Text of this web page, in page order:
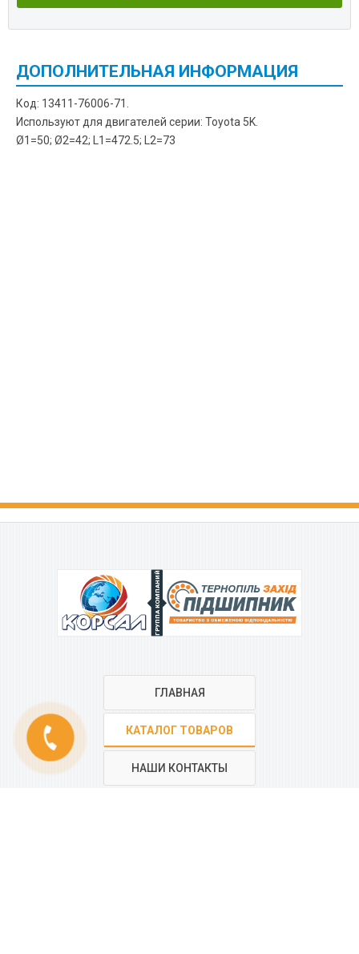
phone
ДОПОЛНИТЕЛЬНАЯ ИНФОРМАЦИЯ
Код: 13411-76006-71.
Используют для двигателей серии: Toyota 5K.
Ø1=50; Ø2=42; L1=472.5; L2=73
ГРУППА КОМПАНИЙ
ГЛАВНАЯ
КАТАЛОГ ТОВАРОВ
НАШИ КОНТАКТЫ